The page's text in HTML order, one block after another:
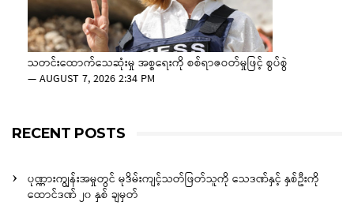
သတင်းထောက်သေဆုံးမှု အစ္စရေးကို စစ်ရာဇဝတ်မှုဖြင့် စွပ်စွဲ
—AUGUST 7, 2026 2:34 PM
RECENT POSTS
ပုဏ္ဏားကျွန်းအမှုတွင် မုဒိမ်းကျင့်သတ်ဖြတ်သူကို သေဒဏ်နှင့် နှစ်ဦးကို
ထောင်ဒဏ် ၂၀ နှစ် ချမှတ်